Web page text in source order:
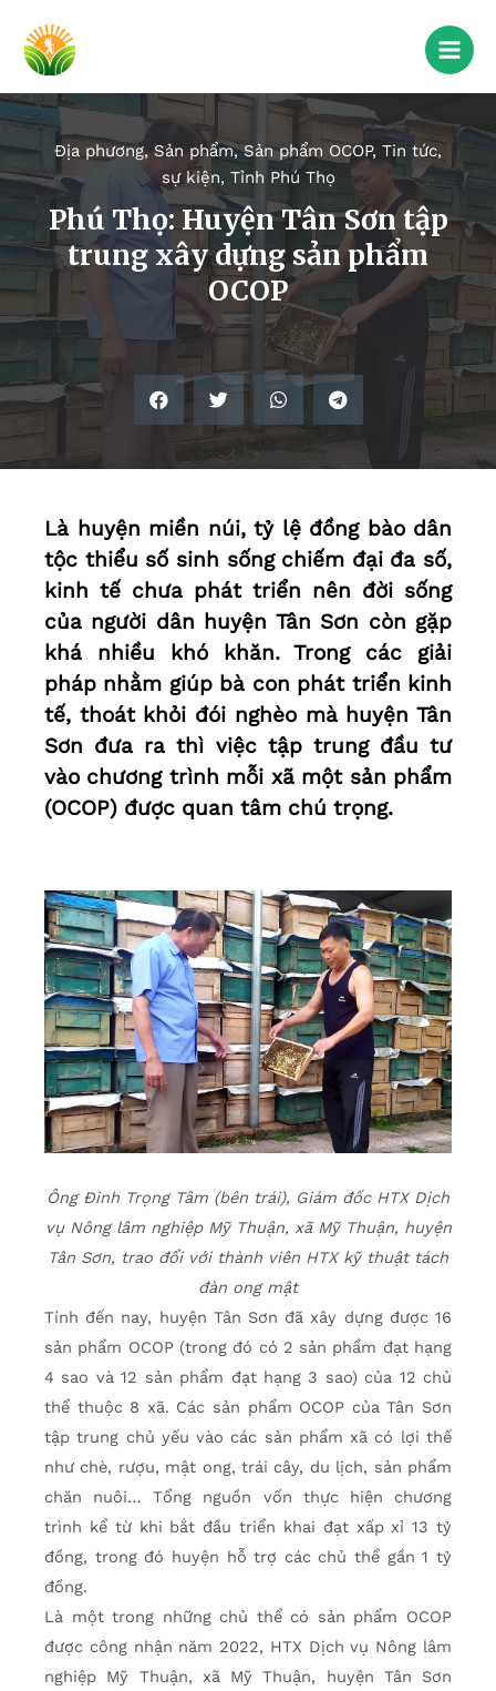
Địa phương,Sản phẩm,Sản phẩm OCOP, Tin tức,
sự kiện, Tỉnh Phú Thọ
Phú Thọ: Huyện Tân Sơn tập
trung xây dựng sản phẩm
OCOP
Là huyện miền núi, tỷ lệ đồng bào dân
tộc thiểu số sinh sống chiếm đại đa số,
kinh tế chưa phát triển nên đời sống
của người dân huyện Tân Sơn còn gặp
khá nhiều khó khăn. Trong các giải
pháp nhằm giúp bà con phát triển kinh
tế, thoát khỏi đói nghèo mà huyện Tân
Sơn đưa ra thì việc tập trung đầu tư
vào chương trình mỗi xã một sản phẩm
(OCOP) được quan tâm chú trọng.
Ông Đinh Trọng Tâm (bên trái), Giám đốc HTX Dịch
vụ Nông lâm nghiệp Mỹ Thuận, xã Mỹ Thuận, huyện
Tân Sơn, trao đổi với thành viên HTX kỹ thuật tách
đàn ong mật
Tính đến nay, huyện Tân Sơn đã xây dựng được 16
sản phẩm OCOP (trong đó có 2 sản phẩm đạt hạng
4 sao và 12 sản phẩm đạt hạng 3 sao) của 12 chủ
thể thuộc 8 xã. Các sản phẩm OCOP của Tân Sơn
tập trung chủ yếu vào các sản phẩm xã có lợi thế
như chè, rượu, mật ong, trái cây, du lịch, sản phẩm
chăn nuôi… Tổng nguồn vốn thực hiện chương
trình kể từ khi bắt đầu triển khai đạt xấp xỉ 13 tỷ
đồng, trong đó huyện hỗ trợ các chủ thể gần 1 tỷ
đồng.
Là một trong những chủ thể có sản phẩm OCOP
được công nhận năm 2022, HTX Dịch vụ Nông lâm
nghiệp Mỹ Thuận, xã Mỹ Thuận, huyện Tân Sơn